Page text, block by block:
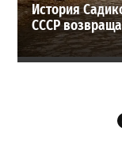
История
СССР